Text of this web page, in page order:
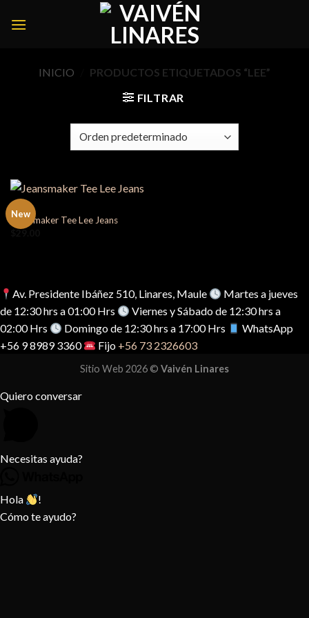
INICIO
PRODUCTOS ETIQUETADOS “LEE”
FILTRAR
New
Jeansmaker Tee Lee Jeans
Av. Presidente Ibáñez 510, Linares, Maule
Martes a jueves
de 12:30 hrs a 01:00 Hrs
Viernes y Sábado de 12:30 hrs a
02:00 Hrs
Domingo de 12:30 hrs a 17:00 Hrs
WhatsApp
+56 9 8989 3360
Fijo +56 73 2326603
Sitio Web 2026 © Vaivén Linares
Quiero conversar
Necesitas ayuda?
Hola
!
Cómo te ayudo?